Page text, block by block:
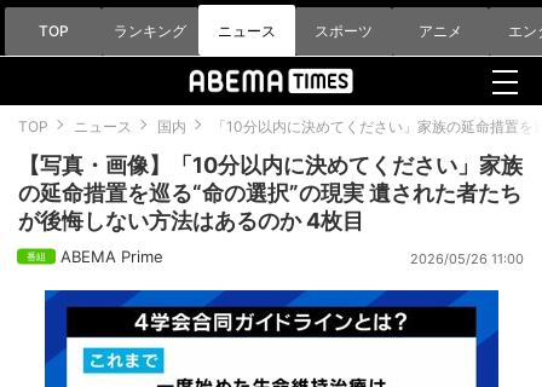
TOP ランキング ニュース スポーツ アニメ エン
TOP ニュース 国内 「10分以内に決めてください」家族の延命措置
【写真・画像】「10分以内に決めてください」家族
の延命措置を巡る“命の選択”の現実 遺された者たち
が後悔しない方法はあるのか 4枚目
ABEMA Prime 2026/05/26 11:00